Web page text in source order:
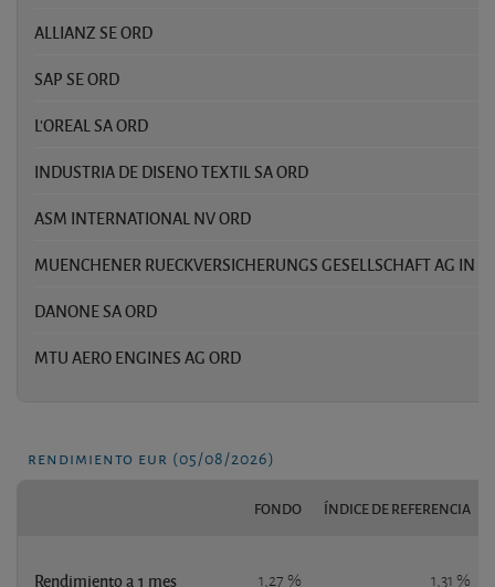
ALLIANZ SE ORD
SAP SE ORD
L'OREAL SA ORD
INDUSTRIA DE DISENO TEXTIL SA ORD
ASM INTERNATIONAL NV ORD
MUENCHENER RUECKVERSICHERUNGS GESELLSCHAFT AG IN M
DANONE SA ORD
MTU AERO ENGINES AG ORD
rendimiento eur (05/08/2026)
FONDO ÍNDICE DE REFERENCIA
Rendimiento a 1 mes 1,27 % 1,31 %